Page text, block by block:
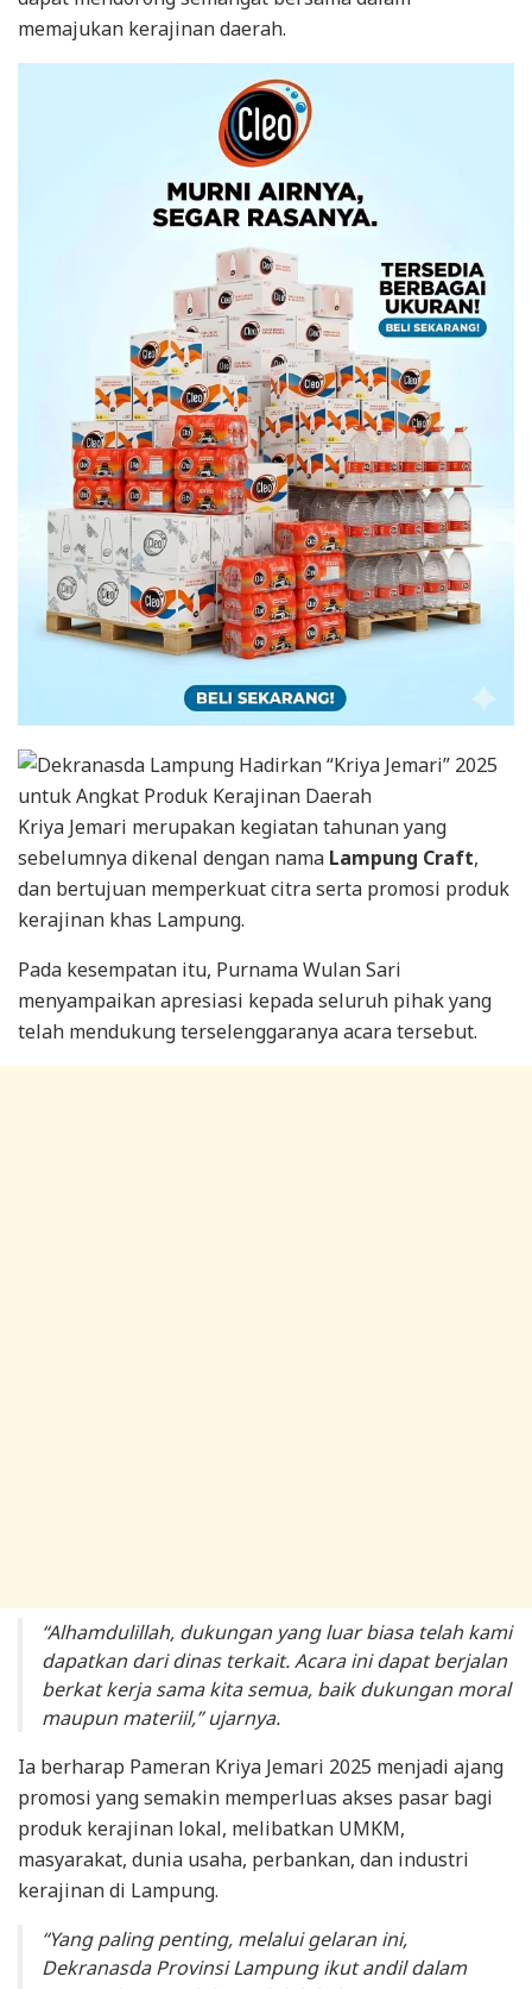
memajukan kerajinan daerah.
Kriya Jemari merupakan kegiatan tahunan yang
sebelumnya dikenal dengan nama Lampung Craft,
dan bertujuan memperkuat citra serta promosi produk
kerajinan khas Lampung.
Pada kesempatan itu, Purnama Wulan Sari
menyampaikan apresiasi kepada seluruh pihak yang
telah mendukung terselenggaranya acara tersebut.
“Alhamdulillah, dukungan yang luar biasa telah kami
dapatkan dari dinas terkait. Acara ini dapat berjalan
berkat kerja sama kita semua, baik dukungan moral
maupun materiil,” ujarnya.
Ia berharap Pameran Kriya Jemari 2025 menjadi ajang
promosi yang semakin memperluas akses pasar bagi
produk kerajinan lokal, melibatkan UMKM,
masyarakat, dunia usaha, perbankan, dan industri
kerajinan di Lampung.
“Yang paling penting, melalui gelaran ini,
Dekranasda Provinsi Lampung ikut andil dalam